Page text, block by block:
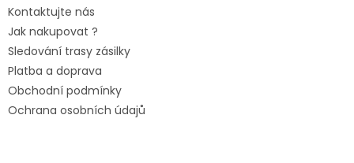
Kontaktujte nás
Jak nakupovat ?
Sledování trasy zásilky
Platba a doprava
Obchodní podmínky
Ochrana osobních údajů